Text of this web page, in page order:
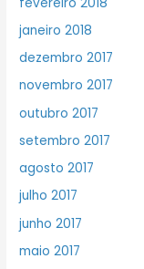
janeiro 2018
dezembro 2017
novembro 2017
outubro 2017
setembro 2017
agosto 2017
julho 2017
junho 2017
maio 2017